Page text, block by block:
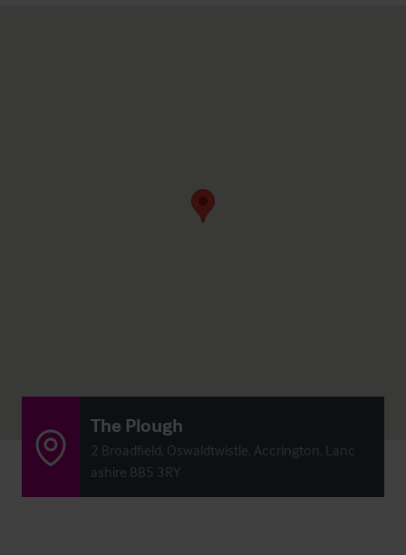
The Plough
2 Broadfield, Oswaldtwistle, Accrington, Lanc
ashire BB5 3RY